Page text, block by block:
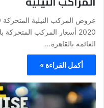
2020 أسعار المركب
العائمة بالقاهرة…
أكمل القراءة »